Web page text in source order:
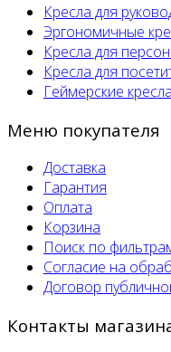
Кресла для
Эргономичные
Кресла для
Кресла для
Геймерские кресла
Меню покупателя
Доставка
Гарантия
Оплата
Корзина
Поиск по
Согласие на
Договор
Контакты